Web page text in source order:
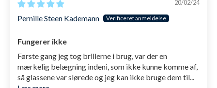
20/02/24
Pernille Steen Kademann
Fungerer ikke
Første gang jeg tog brillerne i brug, var der en
mærkelig belægning indeni, som ikke kunne komme af,
så glassene var slørede og jeg kan ikke bruge dem til...